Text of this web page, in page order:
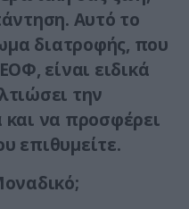
Αυτό το
διατροφής, που
είναι ειδικά
την
και να προσφέρει
επιθυμείτε.